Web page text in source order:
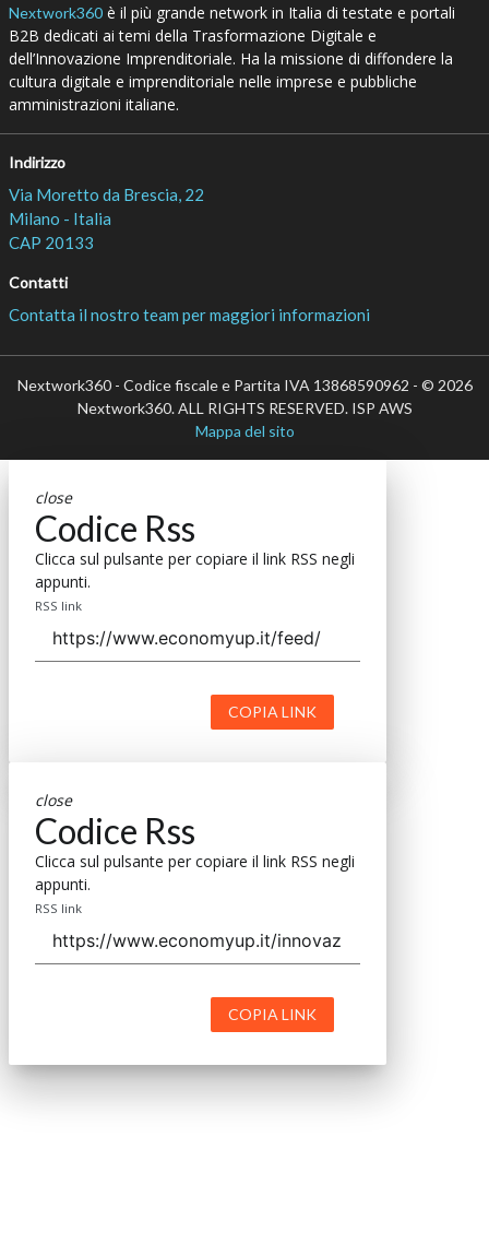
Nextwork360è il più grande network in Italia di testate e portali
B2B dedicati ai temi della Trasformazione Digitale e
dell’Innovazione Imprenditoriale. Ha la missione di diffondere la
cultura digitale e imprenditoriale nelle imprese e pubbliche
amministrazioni italiane.
Indirizzo
Via Moretto da Brescia, 22
Milano - Italia
CAP 20133
Contatti
Contatta il nostro team per maggiori informazioni
Nextwork360 - Codice fiscale e Partita IVA 13868590962 - © 2026
Nextwork360. ALL RIGHTS RESERVED. ISP AWS
Mappa del sito
close
Codice Rss
Clicca sul pulsante per copiare il link RSS negli
appunti.
RSS link
COPIA LINK
close
Codice Rss
Clicca sul pulsante per copiare il link RSS negli
appunti.
RSS link
COPIA LINK